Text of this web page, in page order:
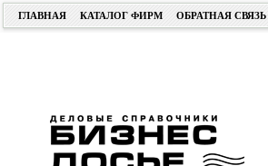
ГЛАВНАЯ КАТАЛОГ ФИРМ ОБРАТНАЯ СВЯЗЬ